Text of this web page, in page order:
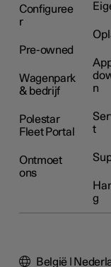
Configuree
r
Pre-owned
Wagenpark
& bedrijf
Polestar
Fleet Portal
Ontmoet
ons
n
t
g
België |